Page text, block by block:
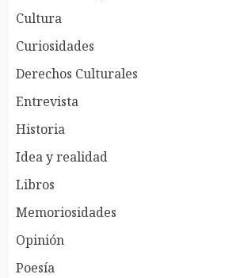
Cultura
Curiosidades
Derechos Culturales
Entrevista
Historia
Idea y realidad
Libros
Memoriosidades
Opinión
Poesía